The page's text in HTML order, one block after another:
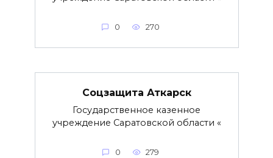
0 270
Соцзащита Аткарск
Государственное казенное
учреждение Саратовской области «
0 279